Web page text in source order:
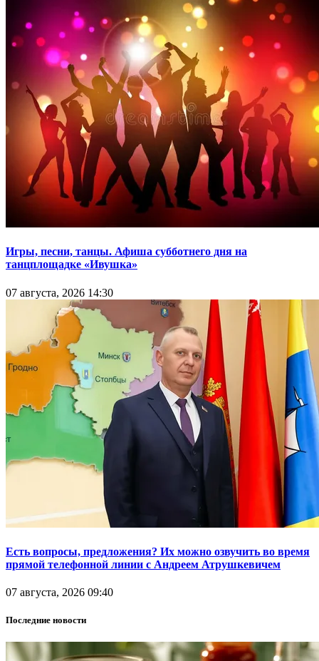
Игры, песни, танцы. Афиша субботнего дня на
танцплощадке «Ивушка»
07 августа, 2026 14:30
Есть вопросы, предложения? Их можно озвучить во время
прямой телефонной линии с Андреем Атрушкевичем
07 августа, 2026 09:40
Последние новости